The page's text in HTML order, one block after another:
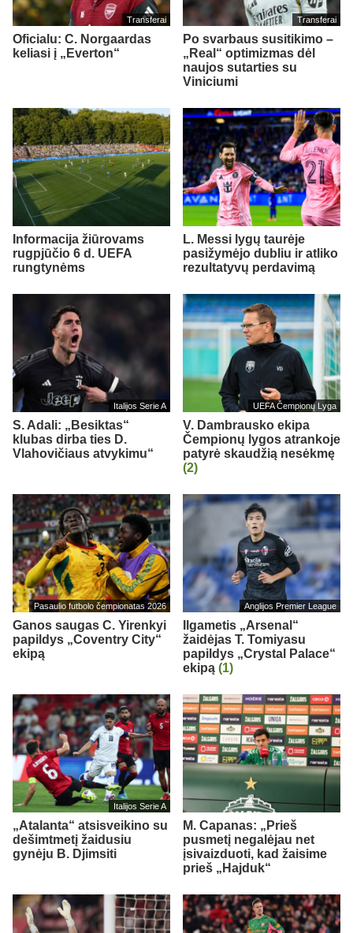
Transferai
Oficialu: C. Norgaardas
keliasi į „Everton“
Transferai
Po svarbaus susitikimo –
„Real“ optimizmas dėl
naujos sutarties su
Viniciumi
Informacija žiūrovams
rugpjūčio 6 d. UEFA
rungtynėms
L. Messi lygų taurėje
pasižymėjo dubliu ir atliko
rezultatyvų perdavimą
Italijos Serie A
S. Adali: „Besiktas“
klubas dirba ties D.
Vlahovičiaus atvykimu“
UEFA Čempionų Lyga
V. Dambrausko ekipa
Čempionų lygos atrankoje
patyrė skaudžią nesėkmę
(2)
Pasaulio futbolo čempionatas 2026
Ganos saugas C. Yirenkyi
papildys „Coventry City“
ekipą
Anglijos Premier League
Ilgametis „Arsenal“
žaidėjas T. Tomiyasu
papildys „Crystal Palace“
ekipą (1)
Italijos Serie A
„Atalanta“ atsisveikino su
dešimtmetį žaidusiu
gynėju B. Djimsiti
M. Capanas: „Prieš
pusmetį negalėjau net
įsivaizduoti, kad žaisime
prieš „Hajduk“